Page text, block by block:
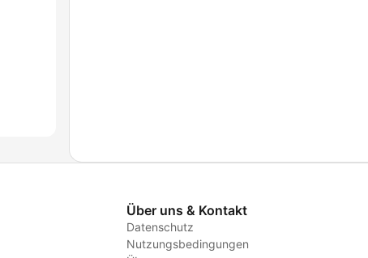
Über uns & Kontakt
Datenschutz
Nutzungsbedingungen